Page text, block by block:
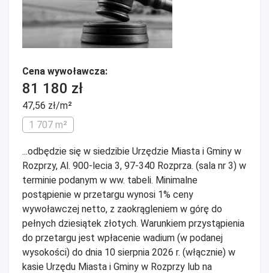
Cena wywoławcza:
81 180 zł
47,56 zł/m²
1 707 m²
...odbędzie się w siedzibie Urzędzie Miasta i Gminy w
Rozprzy, Al. 900-lecia 3, 97-340 Rozprza. (sala nr 3) w
terminie podanym w ww. tabeli. Minimalne
postąpienie w przetargu wynosi 1% ceny
wywoławczej netto, z zaokrągleniem w górę do
pełnych dziesiątek złotych. Warunkiem przystąpienia
do przetargu jest wpłacenie wadium (w podanej
wysokości) do dnia 10 sierpnia 2026 r. (włącznie) w
kasie Urzędu Miasta i Gminy w Rozprzy lub na